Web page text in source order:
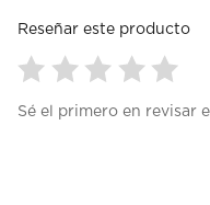
Reseñar este producto
paraparaparaparapara
Sé el primero en revisar